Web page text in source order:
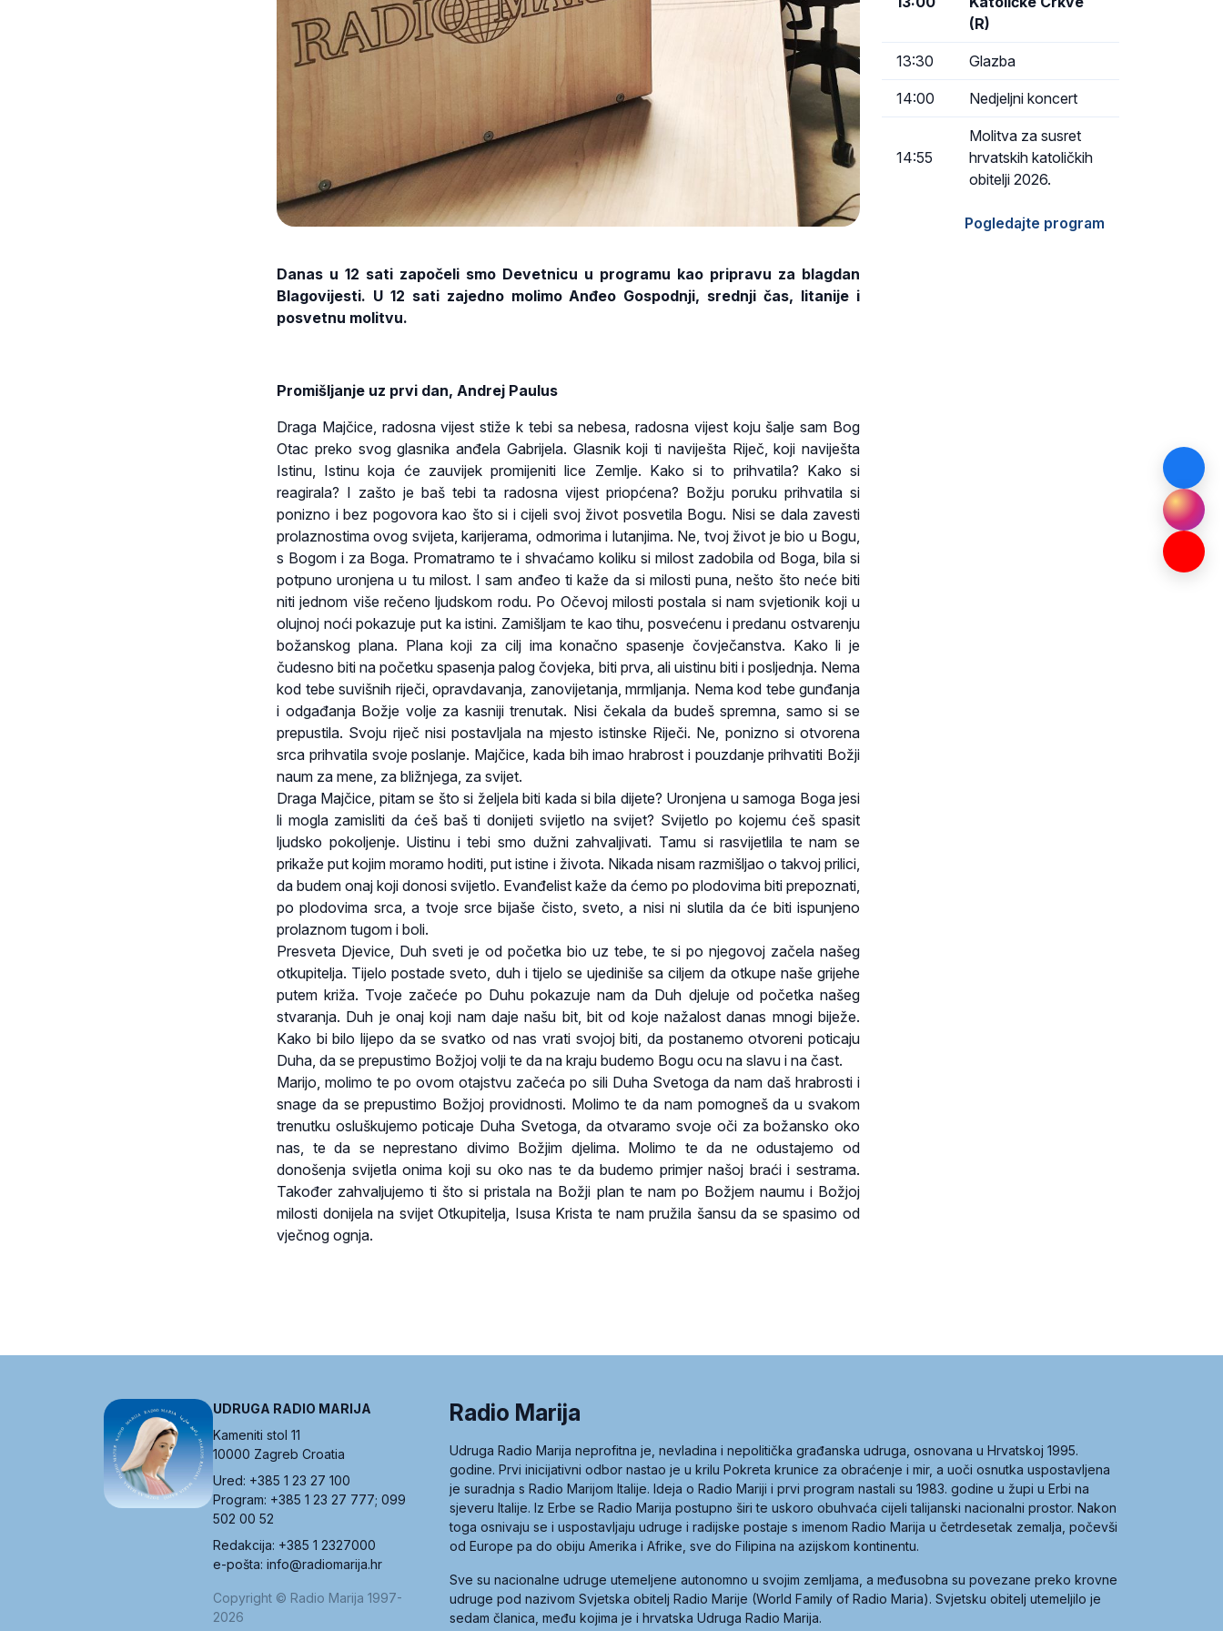
Danas u 12 sati započeli smo Devetnicu u programu kao pripravu za blagdan
Blagovijesti. U 12 sati zajedno molimo Anđeo Gospodnji, srednji čas, litanije i
posvetnu molitvu.
Promišljanje uz prvi dan, Andrej Paulus
Draga Majčice, radosna vijest stiže k tebi sa nebesa, radosna vijest koju šalje sam Bog
Otac preko svog glasnika anđela Gabrijela. Glasnik koji ti naviješta Riječ, koji naviješta
Istinu, Istinu koja će zauvijek promijeniti lice Zemlje. Kako si to prihvatila? Kako si
reagirala? I zašto je baš tebi ta radosna vijest priopćena? Božju poruku prihvatila si
ponizno i bez pogovora kao što si i cijeli svoj život posvetila Bogu. Nisi se dala zavesti
prolaznostima ovog svijeta, karijerama, odmorima i lutanjima. Ne, tvoj život je bio u Bogu,
s Bogom i za Boga. Promatramo te i shvaćamo koliku si milost zadobila od Boga, bila si
potpuno uronjena u tu milost. I sam anđeo ti kaže da si milosti puna, nešto što neće biti
niti jednom više rečeno ljudskom rodu. Po Očevoj milosti postala si nam svjetionik koji u
olujnoj noći pokazuje put ka istini. Zamišljam te kao tihu, posvećenu i predanu ostvarenju
božanskog plana. Plana koji za cilj ima konačno spasenje čovječanstva. Kako li je
čudesno biti na početku spasenja palog čovjeka, biti prva, ali uistinu biti i posljednja. Nema
kod tebe suvišnih riječi, opravdavanja, zanovijetanja, mrmljanja. Nema kod tebe gunđanja
i odgađanja Božje volje za kasniji trenutak. Nisi čekala da budeš spremna, samo si se
prepustila. Svoju riječ nisi postavljala na mjesto istinske Riječi. Ne, ponizno si otvorena
srca prihvatila svoje poslanje. Majčice, kada bih imao hrabrost i pouzdanje prihvatiti Božji
naum za mene, za bližnjega, za svijet.
Draga Majčice, pitam se što si željela biti kada si bila dijete? Uronjena u samoga Boga jesi
li mogla zamisliti da ćeš baš ti donijeti svijetlo na svijet? Svijetlo po kojemu ćeš spasit
ljudsko pokoljenje. Uistinu i tebi smo dužni zahvaljivati. Tamu si rasvijetlila te nam se
prikaže put kojim moramo hoditi, put istine i života. Nikada nisam razmišljao o takvoj prilici,
da budem onaj koji donosi svijetlo. Evanđelist kaže da ćemo po plodovima biti prepoznati,
po plodovima srca, a tvoje srce bijaše čisto, sveto, a nisi ni slutila da će biti ispunjeno
prolaznom tugom i boli.
Presveta Djevice, Duh sveti je od početka bio uz tebe, te si po njegovoj začela našeg
otkupitelja. Tijelo postade sveto, duh i tijelo se ujediniše sa ciljem da otkupe naše grijehe
putem križa. Tvoje začeće po Duhu pokazuje nam da Duh djeluje od početka našeg
stvaranja. Duh je onaj koji nam daje našu bit, bit od koje nažalost danas mnogi biježe.
Kako bi bilo lijepo da se svatko od nas vrati svojoj biti, da postanemo otvoreni poticaju
Duha, da se prepustimo Božjoj volji te da na kraju budemo Bogu ocu na slavu i na čast.
Marijo, molimo te po ovom otajstvu začeća po sili Duha Svetoga da nam daš hrabrosti i
snage da se prepustimo Božjoj providnosti. Molimo te da nam pomogneš da u svakom
trenutku osluškujemo poticaje Duha Svetoga, da otvaramo svoje oči za božansko oko
nas, te da se neprestano divimo Božjim djelima. Molimo te da ne odustajemo od
donošenja svijetla onima koji su oko nas te da budemo primjer našoj braći i sestrama.
Također zahvaljujemo ti što si pristala na Božji plan te nam po Božjem naumu i Božjoj
milosti donijela na svijet Otkupitelja, Isusa Krista te nam pružila šansu da se spasimo od
vječnog ognja.
(R)
13:30 Glazba
14:00 Nedjeljni koncert
14:55
Molitva za susret
hrvatskih katoličkih
obitelji 2026.
Pogledajte program
UDRUGA RADIO MARIJA
Kameniti stol 11
10000 Zagreb Croatia
Ured: +385 1 23 27 100
Program: +385 1 23 27 777; 099
502 00 52
Redakcija: +385 1 2327000
e-pošta: info@radiomarija.hr
Copyright © Radio Marija 1997-
2026
Radio Marija
Udruga Radio Marija neprofitna je, nevladina i nepolitička građanska udruga, osnovana u Hrvatskoj 1995.
godine. Prvi inicijativni odbor nastao je u krilu Pokreta krunice za obraćenje i mir, a uoči osnutka uspostavljena
je suradnja s Radio Marijom Italije. Ideja o Radio Mariji i prvi program nastali su 1983. godine u župi u Erbi na
sjeveru Italije. Iz Erbe se Radio Marija postupno širi te uskoro obuhvaća cijeli talijanski nacionalni prostor. Nakon
toga osnivaju se i uspostavljaju udruge i radijske postaje s imenom Radio Marija u četrdesetak zemalja, počevši
od Europe pa do obiju Amerika i Afrike, sve do Filipina na azijskom kontinentu.
Sve su nacionalne udruge utemeljene autonomno u svojim zemljama, a međusobna su povezane preko krovne
udruge pod nazivom Svjetska obitelj Radio Marije (World Family of Radio Maria). Svjetsku obitelj utemeljilo je
sedam članica, među kojima je i hrvatska Udruga Radio Marija.